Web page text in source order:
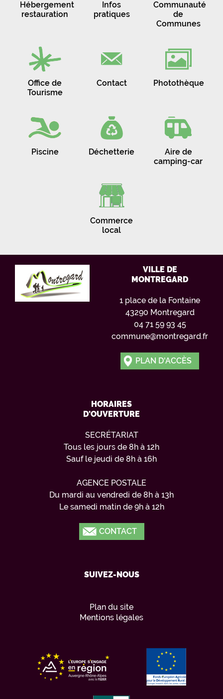
Hébergement
restauration
Infos
pratiques
Communauté
de
Communes
Office de
Tourisme
Contact Photothèque
Piscine Déchetterie
Aire de
camping-car
Commerce
local
VILLE DE
MONTREGARD
1 place de la Fontaine
43290 Montregard
04 71 59 93 45
commune@montregard.fr
PLAN D'ACCÈS
HORAIRES
D'OUVERTURE
SECRÉTARIAT
Tous les jours de 8h à 12h
Sauf le jeudi de 8h à 16h
AGENCE POSTALE
Du mardi au vendredi de 8h à 13h
Le samedi matin de 9h à 12h
CONTACT
SUIVEZ-NOUS
Plan du site
Mentions légales